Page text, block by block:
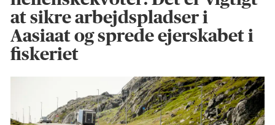
at sikre arbejdspladser i
Aasiaat og sprede ejerskabet i
fiskeriet